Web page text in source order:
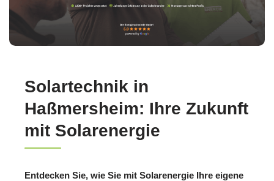
Solartechnik in
Haßmersheim: Ihre Zukunft
mit Solarenergie
Entdecken Sie, wie Sie mit Solarenergie Ihre eigene